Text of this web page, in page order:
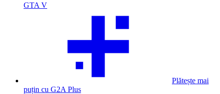
GTA V
Plătește mai
puțin cu G2A Plus